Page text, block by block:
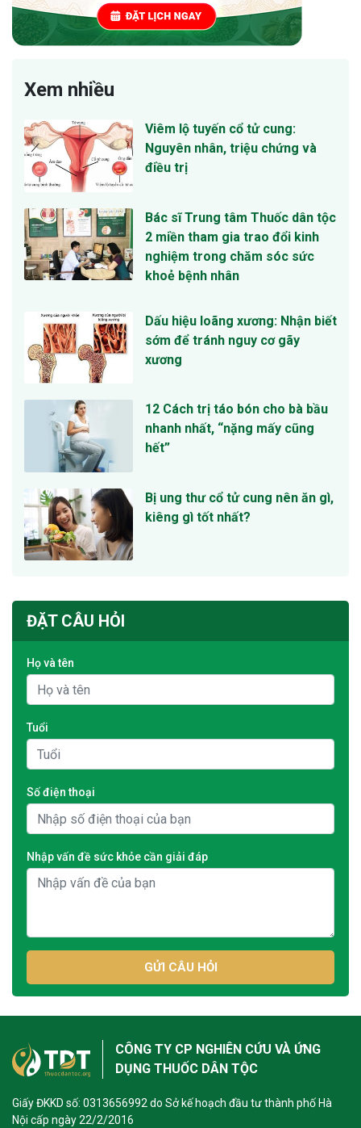
Xem nhiều
Viêm lộ tuyến cổ tử cung:
Nguyên nhân, triệu chứng và
điều trị
Bác sĩ Trung tâm Thuốc dân tộc
2 miền tham gia trao đổi kinh
nghiệm trong chăm sóc sức
khoẻ bệnh nhân
Dấu hiệu loãng xương: Nhận biết
sớm để tránh nguy cơ gãy
xương
12 Cách trị táo bón cho bà bầu
nhanh nhất, “nặng mấy cũng
hết”
Bị ung thư cổ tử cung nên ăn gì,
kiêng gì tốt nhất?
ĐẶT CÂU HỎI
Họ và tên
Tuổi
Số điện thoại
Nhập vấn đề sức khỏe cần giải đáp
GỬI CÂU HỎI
CÔNG TY CP NGHIÊN CỨU VÀ ỨNG
DỤNG THUỐC DÂN TỘC
Giấy ĐKKD số: 0313656992 do Sở kế hoạch đầu tư thành phố Hà
Nội cấp ngày 22/2/2016